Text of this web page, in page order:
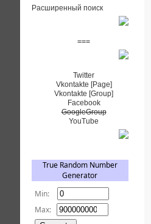
Расширенный поиск
===
Twitter
Vkontakte [Page]
Vkontakte [Group]
Facebook
GoogleGroup
YouTube